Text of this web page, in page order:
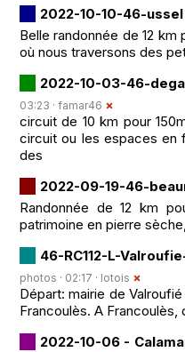
2022-10-10-46-ussel
Belle randonnée de 12
où nous traversons des
2022-10-03-46-
03:23 · famar46
circuit de 10 km pour
circuit ou les espaces en
des
2022-09-19-46-
Randonnée de 12 km
patrimoine en pierre
46-RC112-L-
photos · 02:17 · lotois
Départ: mairie de
Francoulès. A
2022-10-06 -